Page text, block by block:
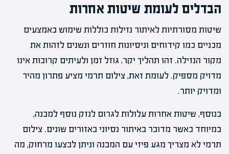
הבדלים לעומת שיטות אחרות
שיטות מסורתיות לאיתור נזילות כוללות שימוש באמצעים
מכניים כמו קידוחים וניסיונות חוזרים ונשנים לזהות את
מקור הנזילה. זהו תהליך יקר, גוזל זמן ולעיתים קרובות אינו
מדויק מספיק. לעומת זאת, צילום תרמי מציע פתרון מהיר
ומדויק יותר.
בנוסף, שיטות אחרות עלולות לגרום לנזק נוסף למבנה,
במיוחד כאשר מדובר באיתור נסיוני באזורים שונים. צילום
תרמי לא מצריך מגע פיזי עם המבנה וניתן לבצעו מרחוק, מה